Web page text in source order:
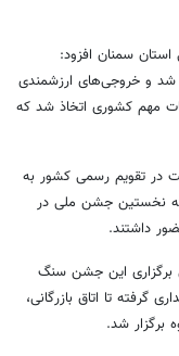
سمنان افزود:
شد و خروجی‌های ارزشمندی
مهم کشوری اتخاذ شد که
بوم‌گردی نیز گفت: ۳۱ اردیبهشت در تقویم رسمی کشور به
نخستین جشن ملی در
برگزاری این جشن سنگ
گرفته تا اتاق بازرگانی،
برگزار شد.